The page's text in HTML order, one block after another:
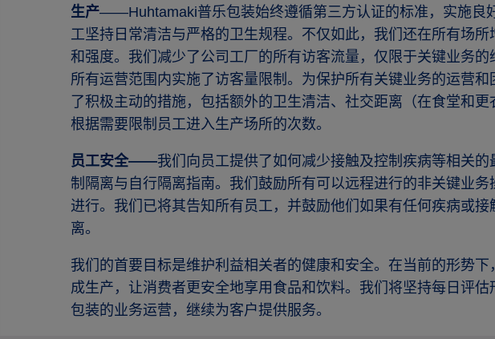
生产——Huhtamaki普乐包装始终遵循第三方认证的标准，实施良
工坚持日常清洁与严格的卫生规程。不仅如此，我们还在所有场所
和强度。我们减少了公司工厂的所有访客流量，仅限于关键业务的
所有运营范围内实施了访客量限制。为保护所有关键业务的运营和
了积极主动的措施，包括额外的卫生清洁、社交距离（在食堂和
根据需要限制员工进入生产场所的次数。
员工安全——我们向员工提供了如何减少接触及控制疾病等相关的
制隔离与自行隔离指南。我们鼓励所有可以远程进行的非关键业务
进行。我们已将其告知所有员工，并鼓励他们如果有任何疾病或接
离。
我们的首要目标是维护利益相关者的健康和安全。在当前的形势下
成生产，让消费者更安全地享用食品和饮料。我们将坚持每日评估
包装的业务运营，继续为客户提供服务。